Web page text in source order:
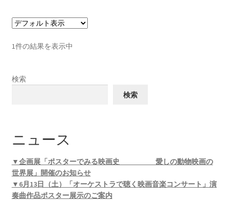
1件の結果を表示中
検索
検索
ニュース
▼企画展「ポスターでみる映画史 愛しの動物映画の
世界展」開催のお知らせ
▼6月13日（土）「オーケストラで聴く映画音楽コンサート」演
奏曲作品ポスター展示のご案内